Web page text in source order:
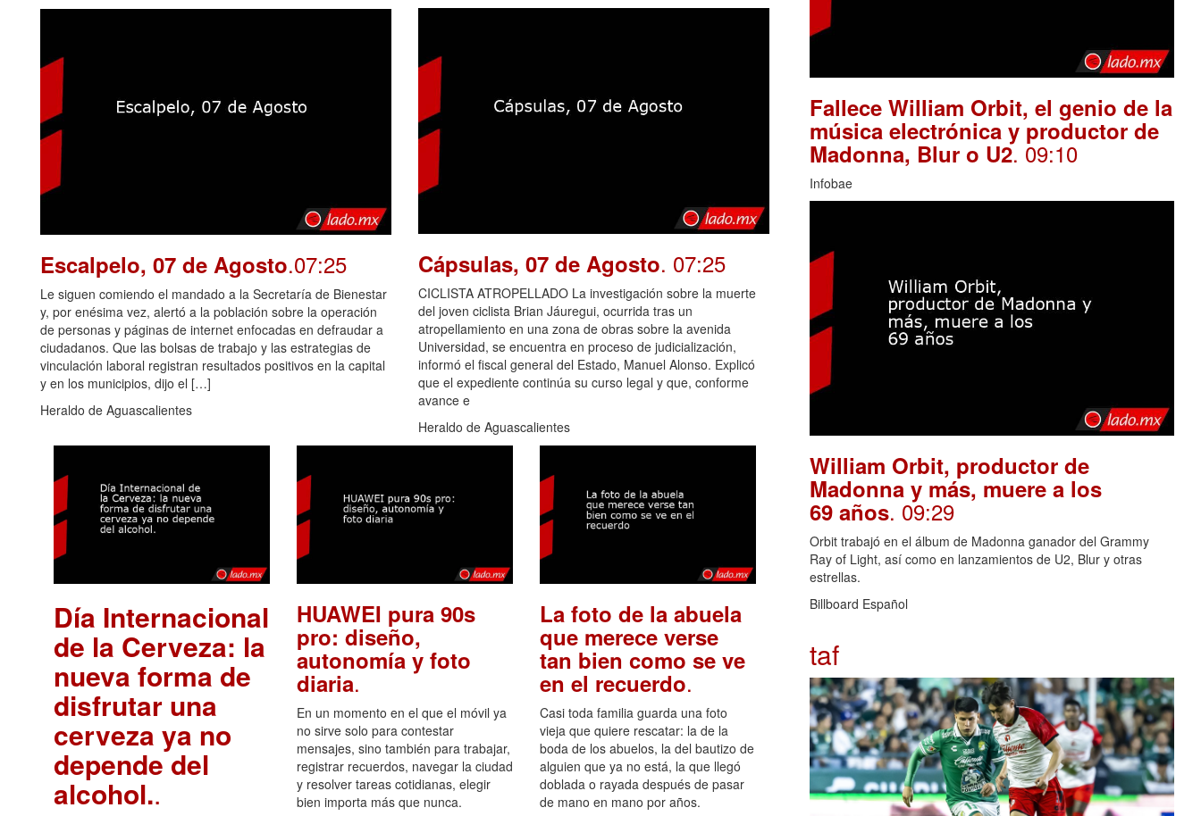
Escalpelo, 07 de Agosto.07:25
Le siguen comiendo el mandado a la Secretaría de Bienestar
y, por enésima vez, alertó a la población sobre la operación
de personas y páginas de internet enfocadas en defraudar a
ciudadanos. Que las bolsas de trabajo y las estrategias de
vinculación laboral registran resultados positivos en la capital
y en los municipios, dijo el […]
Heraldo de Aguascalientes
Cápsulas, 07 de Agosto. 07:25
CICLISTA ATROPELLADO La investigación sobre la muerte
del joven ciclista Brian Jáuregui, ocurrida tras un
atropellamiento en una zona de obras sobre la avenida
Universidad, se encuentra en proceso de judicialización,
informó el fiscal general del Estado, Manuel Alonso. Explicó
que el expediente continúa su curso legal y que, conforme
avance e
Heraldo de Aguascalientes
Día Internacional
de la Cerveza: la
nueva forma de
disfrutar una
cerveza ya no
depende del
alcohol..
HUAWEI pura 90s
pro: diseño,
autonomía y foto
diaria.
En un momento en el que el móvil ya
no sirve solo para contestar
mensajes, sino también para trabajar,
registrar recuerdos, navegar la ciudad
y resolver tareas cotidianas, elegir
bien importa más que nunca.
La foto de la abuela
que merece verse
tan bien como se ve
en el recuerdo.
Casi toda familia guarda una foto
vieja que quiere rescatar: la de la
boda de los abuelos, la del bautizo de
alguien que ya no está, la que llegó
doblada o rayada después de pasar
de mano en mano por años.
Fallece William Orbit, el genio de la
música electrónica y productor de
Madonna, Blur o U2. 09:10
Infobae
William Orbit, productor de
Madonna y más, muere a los
69 años. 09:29
Orbit trabajó en el álbum de Madonna ganador del Grammy
Ray of Light, así como en lanzamientos de U2, Blur y otras
estrellas.
Billboard Español
taf